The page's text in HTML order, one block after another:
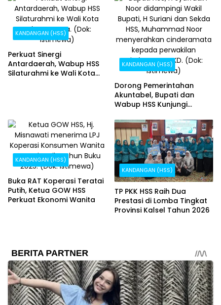
KANDANGAN (HSS)
Perkuat Sinergi
Antardaerah, Wabup HSS
Silaturahmi ke Wali Kota
KANDANGAN (HSS)
Dorong Pemerintahan
Akuntabel, Bupati dan
Wabup HSS Kunjungi
KANDANGAN (HSS)
Buka RAT Koperasi Teratai
Putih, Ketua GOW HSS
Perkuat Ekonomi Wanita
KANDANGAN (HSS)
TP PKK HSS Raih Dua
Prestasi di Lomba Tingkat
Provinsi Kalsel Tahun 2026